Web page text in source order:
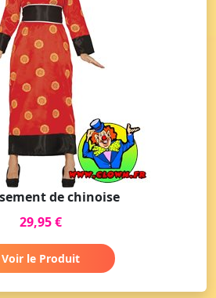
de chinoise
29,95 €
Voir le Produit